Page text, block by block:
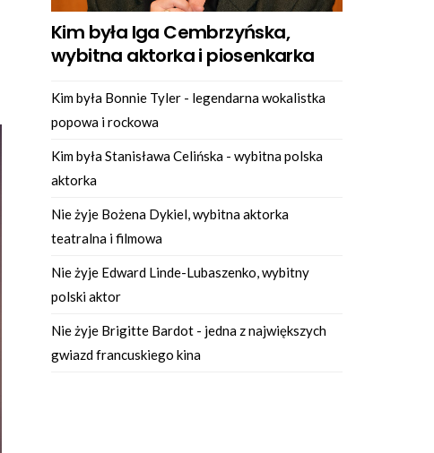
Kim była Iga Cembrzyńska,
wybitna aktorka i piosenkarka
Kim była Bonnie Tyler - legendarna wokalistka
popowa i rockowa
Kim była Stanisława Celińska - wybitna polska
aktorka
Nie żyje Bożena Dykiel, wybitna aktorka
teatralna i filmowa
Nie żyje Edward Linde-Lubaszenko, wybitny
polski aktor
Nie żyje Brigitte Bardot - jedna z największych
gwiazd francuskiego kina